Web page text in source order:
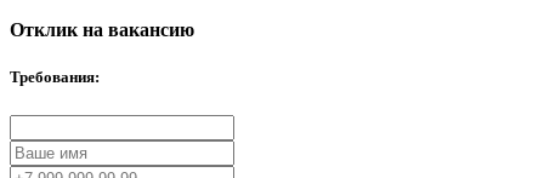
Отклик на вакансию
Требования: